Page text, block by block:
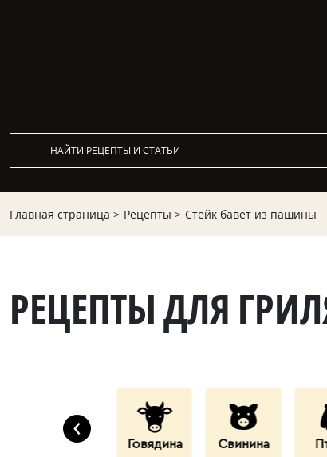
Главная страница > Рецепты > Стейк бавет из пашины
РЕЦЕПТЫ ДЛЯ
Дары Моря Говядина Свинина
‹